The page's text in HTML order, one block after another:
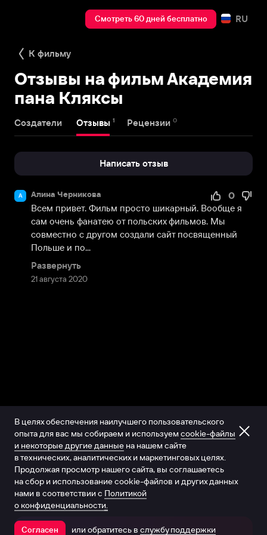
Смотреть 60 дней бесплатно RU
К фильму
Отзывы на фильм Академия
пана Кляксы
Создатели Отзывы 1 Рецензии 0
Написать отзыв
А Алина Черникова
21 августа 2020
0
Всем привет. Фильм просто шикарный. Вообще я
сам очень фанатею от польских фильмов. Мы
совместно с другом создали сайт посвященный
Польше и по...
Развернуть
Открыть в приложении
В целях обеспечения наилучшего пользовательского
опыта для вас мы собираем и используем cookie-файлы
и некоторые другие данные на нашем сайте
в технических, аналитических и маркетинговых целях.
Продолжая просмотр нашего сайта, вы соглашаетесь
на сбор и использование cookie-файлов и других данных
нами в соответствии с Политикой
о конфиденциальности.
Согласен или обратитесь в службу поддержки